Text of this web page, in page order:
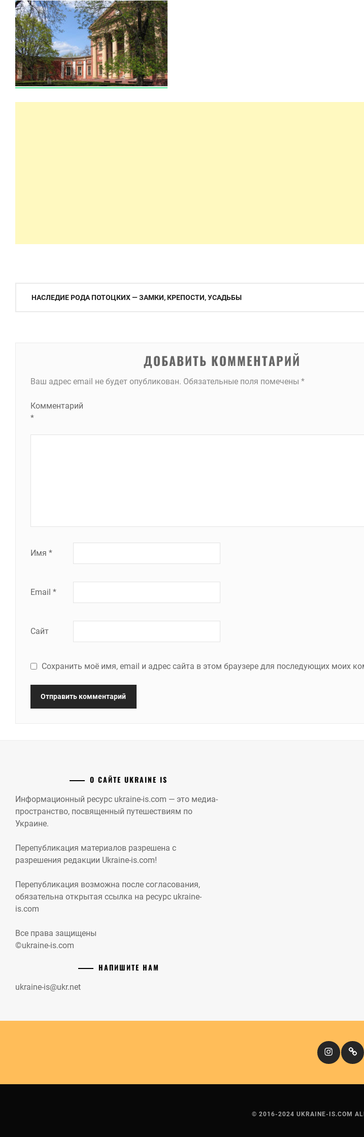
Навигация
НАСЛЕДИЕ РОДА ПОТОЦКИХ — ЗАМКИ, КРЕПОСТИ, УСАДЬБЫ
ДОБАВИТЬ КОММЕНТАРИЙ
Ваш адрес email не будет опубликован. Обязательные поля помечены *
Комментарий
*
Имя *
Email *
Сайт
Сохранить моё имя, email и адрес сайта в этом браузере для последующих моих
О САЙТЕ UKRAINE IS
Информационный ресурс ukraine-is.com — это медиа-
пространство, посвященный путешествиям по
Украине.
Перепубликация материалов разрешена с
разрешения редакции Ukraine-is.com!
Перепубликация возможна после согласования,
обязательна открытая ссылка на ресурс ukraine-
is.com
Все права защищены
©ukraine-is.com
НАПИШИТЕ НАМ
ukraine-is@ukr.net
Instagram
© 2016-2024 UKRAINE-IS.COM